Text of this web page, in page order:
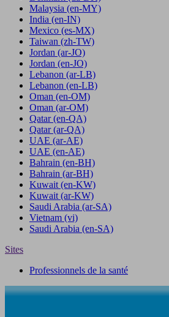
Malaysia (en-MY)
India (en-IN)
Mexico (es-MX)
Taiwan (zh-TW)
Jordan (ar-JO)
Jordan (en-JO)
Lebanon (ar-LB)
Lebanon (en-LB)
Oman (en-OM)
Oman (ar-OM)
Qatar (en-QA)
Qatar (ar-QA)
UAE (ar-AE)
UAE (en-AE)
Bahrain (en-BH)
Bahrain (ar-BH)
Kuwait (en-KW)
Kuwait (ar-KW)
Saudi Arabia (ar-SA)
Vietnam (vi)
Saudi Arabia (en-SA)
Sites
Professionnels de la santé